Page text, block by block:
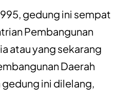
gedung ini sempat
Pembangunan
atau yang sekarang
Daerah
gedung ini dilelang,